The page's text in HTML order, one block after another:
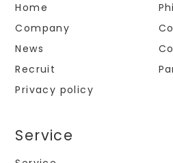
Home
Company
News
Recruit
Privacy policy
Service